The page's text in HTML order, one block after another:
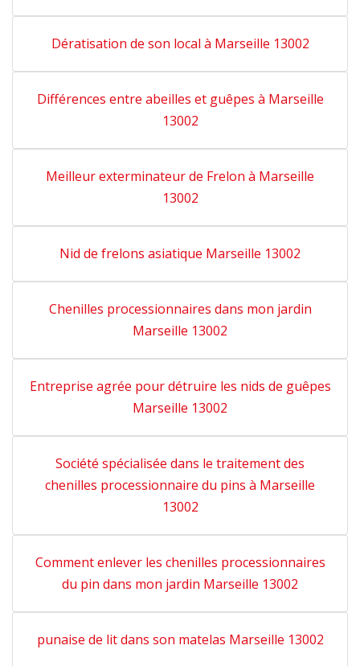
Dératisation de son local à Marseille 13002
Différences entre abeilles et guêpes à Marseille
13002
Meilleur exterminateur de Frelon à Marseille
13002
Nid de frelons asiatique Marseille 13002
Chenilles processionnaires dans mon jardin
Marseille 13002
Entreprise agrée pour détruire les nids de guêpes
Marseille 13002
Société spécialisée dans le traitement des
chenilles processionnaire du pins à Marseille
13002
Comment enlever les chenilles processionnaires
du pin dans mon jardin Marseille 13002
punaise de lit dans son matelas Marseille 13002